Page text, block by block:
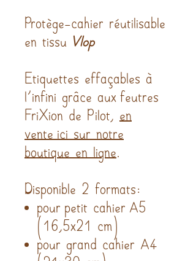
Protège-cahier réutilisable
Vlop
Etiquettes effaçables à
l'infini grâce aux feutres
FriXion de Pilot,
boutique en ligne
Disponible 2 formats:
pour petit cahier A5
(16,5x21 cm)
pour grand cahier A4
(21x30 cm)